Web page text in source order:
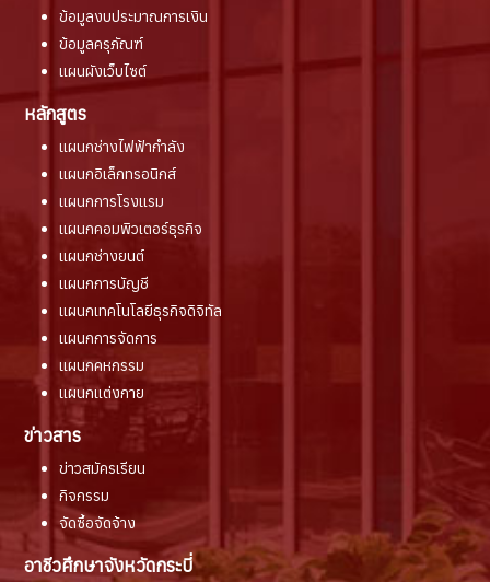
ข้อมูลงบประมาณการเงิน
ข้อมูลครุภัณฑ์
แผนผังเว็บไซต์
หลักสูตร
แผนกช่างไฟฟ้ากำลัง
แผนกอิเล็กทรอนิกส์
แผนกการโรงแรม
แผนกคอมพิวเตอร์ธุรกิจ
แผนกช่างยนต์
แผนกการบัญชี
แผนกเทคโนโลยีธุรกิจดิจิทัล
แผนกการจัดการ
แผนกคหกรรม
แผนกแต่งกาย
ข่าวสาร
ข่าวสมัครเรียน
กิจกรรม
จัดซื้อจัดจ้าง
อาชีวศึกษาจังหวัดกระบี่